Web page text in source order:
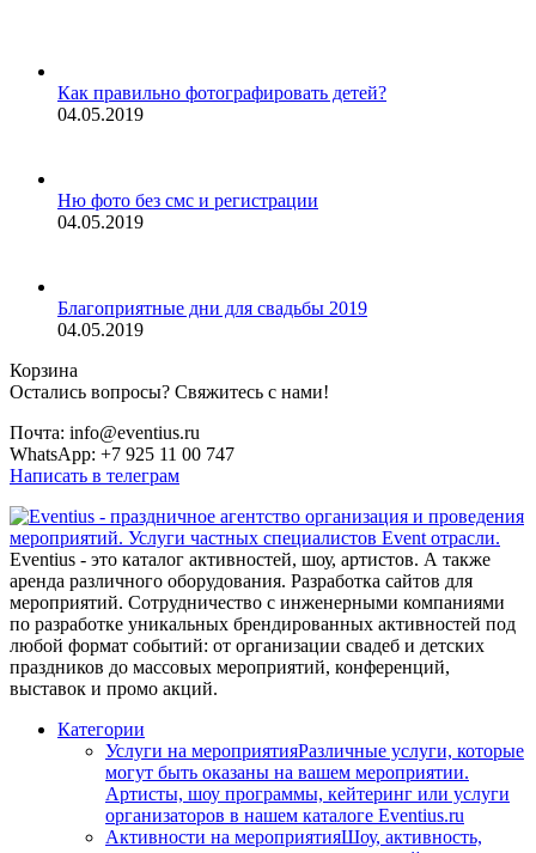
Как правильно фотографировать детей?
04.05.2019
Ню фото без смс и регистрации
04.05.2019
Благоприятные дни для свадьбы 2019
04.05.2019
Корзина
Остались вопросы? Свяжитесь с нами!
Почта: info@eventius.ru
WhatsApp: +7 925 11 00 747
Написать в телеграм
Eventius - это каталог активностей, шоу, артистов. А также
аренда различного оборудования. Разработка сайтов для
мероприятий. Сотрудничество с инженерными компаниями
по разработке уникальных брендированных активностей под
любой формат событий: от организации свадеб и детских
праздников до массовых мероприятий, конференций,
выставок и промо акций.
Категории
Услуги на мероприятияРазличные услуги, которые
могут быть оказаны на вашем мероприятии.
Артисты, шоу программы, кейтеринг или услуги
организаторов в нашем каталоге Eventius.ru
Активности на мероприятияШоу, активность,